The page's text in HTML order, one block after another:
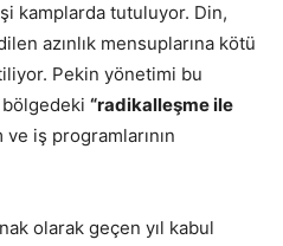
kamplarda tutuluyor. Din,
azınlık mensuplarına kötü
Pekin yönetimi bu
“radikalleşme ile
ve iş programlarının
olarak geçen yıl kabul